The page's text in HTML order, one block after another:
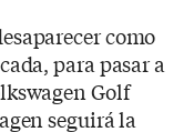
como
para pasar a
Golf
seguirá la